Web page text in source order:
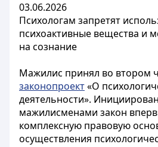
03.06.2026
Психологам запретят
психоактивные вещества и
на сознание
Мажилис принял во втором
законопроект«О
деятельности».
мажилисменами закон
комплексную правовую
осуществления